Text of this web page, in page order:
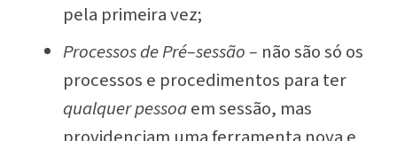
pela primeira vez;
Processos de Pré–sessão– não são só os
processos e procedimentos para ter
qualquer pessoaem sessão, mas